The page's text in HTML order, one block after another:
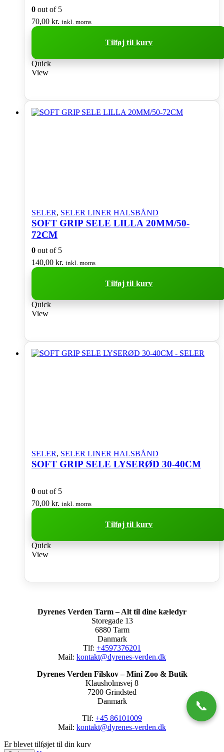
0 out of 5
70,00 kr. inkl. moms
Tilføj til kurv
Quick
View
SELER, SELER LINER HALSBÅND
SOFT GRIP SELE LILLA 20MM/50-
72CM
0 out of 5
140,00 kr. inkl. moms
Tilføj til kurv
Quick
View
SELER, SELER LINER HALSBÅND
SOFT GRIP SELE LYSERØD 30-40CM
0 out of 5
70,00 kr. inkl. moms
Tilføj til kurv
Quick
View
Dyrenes Verden Tarm – Alt til dine kæledyr
Storegade 13
6880 Tarm
Danmark
Tlf: +4597376201
Mail: kontakt@dyrenes-verden.dk
Dyrenes Verden Filskov – Mini Zoo & Butik
Klausholmsvej 8
7200 Grindsted
Danmark
Tlf: +45 86101009
Mail: kontakt@dyrenes-verden.dk
Er blevet tilføjet til din kurv
📞